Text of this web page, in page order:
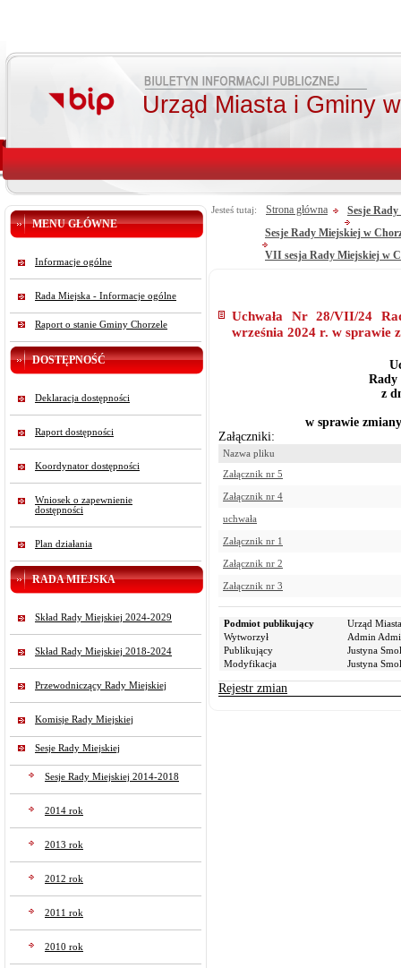
Urząd Miasta i Gminy
MENU GŁÓWNE
Informacje ogólne
Rada Miejska - Informacje ogólne
Raport o stanie Gminy Chorzele
DOSTĘPNOŚĆ
Deklaracja dostępności
Raport dostępności
Koordynator dostępności
Wniosek o zapewnienie
dostępności
Plan działania
RADA MIEJSKA
Skład Rady Miejskiej 2024-2029
Skład Rady Miejskiej 2018-2024
Przewodniczący Rady Miejskiej
Komisje Rady Miejskiej
Sesje Rady Miejskiej
Sesje Rady Miejskiej 2014-2018
2014 rok
2013 rok
2012 rok
2011 rok
2010 rok
Jesteś tutaj: Strona główna
Sesje
Sesje Rady Miejskiej w
VII sesja Rady Miejskiej w
Uchwała Nr 28/VII/24
września 2024 r. w sprawie
Rady
z
w sprawie
Załączniki:
Nazwa pliku
Załącznik nr 5
Załącznik nr 4
uchwała
Załącznik nr 1
Załącznik nr 2
Załącznik nr 3
Podmiot publikujący
Urząd
Wytworzył
Admin
Publikujący
Justyna
Modyfikacja
Justyna
Rejestr zmian